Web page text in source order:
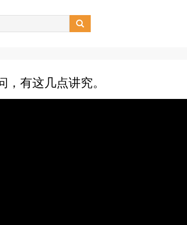

有这几点讲究。